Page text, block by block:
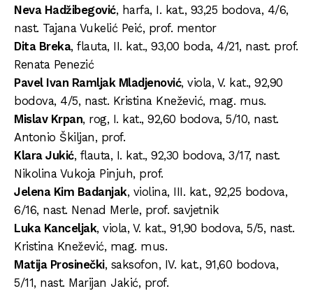
Neva Hadžibegović, harfa, I. kat., 93,25 bodova, 4/6,
nast. Tajana Vukelić Peić, prof. mentor
Dita Breka, flauta, II. kat., 93,00 boda, 4/21, nast. prof.
Renata Penezić
Pavel Ivan Ramljak Mladjenović, viola, V. kat., 92,90
bodova, 4/5, nast. Kristina Knežević, mag. mus.
Mislav Krpan, rog, I. kat., 92,60 bodova, 5/10, nast.
Antonio Škiljan, prof.
Klara Jukić, flauta, I. kat., 92,30 bodova, 3/17, nast.
Nikolina Vukoja Pinjuh, prof.
Jelena Kim Badanjak, violina, III. kat., 92,25 bodova,
6/16, nast. Nenad Merle, prof. savjetnik
Luka Kanceljak, viola, V. kat., 91,90 bodova, 5/5, nast.
Kristina Knežević, mag. mus.
Matija Prosinečki, saksofon, IV. kat., 91,60 bodova,
5/11, nast. Marijan Jakić, prof.